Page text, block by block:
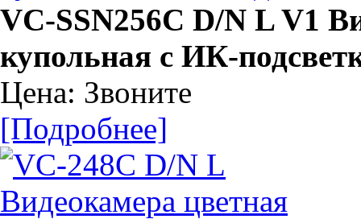
VC-SSN256C D/N L V1
купольная с ИК-
Цена: Звоните
[Подробнее]